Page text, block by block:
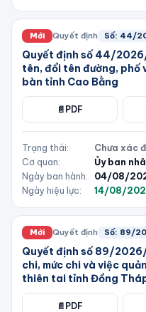
Mới Quyết định Số: 44/
Quyết định số 44/
tên, đổi tên đường,
bàn tỉnh Cao Bằng
📄 PDF
Trạng thái:
Chưa xác
Cơ quan:
Ủy ban
Ngày ban hành:
04/08/
Ngày hiệu lực:
14/08/
Mới Quyết định Số: 89/
Quyết định số 89/
chi, mức chi và việc
thiên tai tỉnh Đồng
📄 PDF